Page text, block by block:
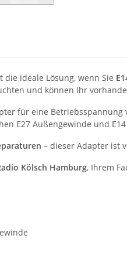
die ideale Lösung, wenn Sie
und können Ihr
für eine Betriebsspannung
E27 Außengewinde und
– dieser Adapter ist
Kölsch Hamburg, Ihrem